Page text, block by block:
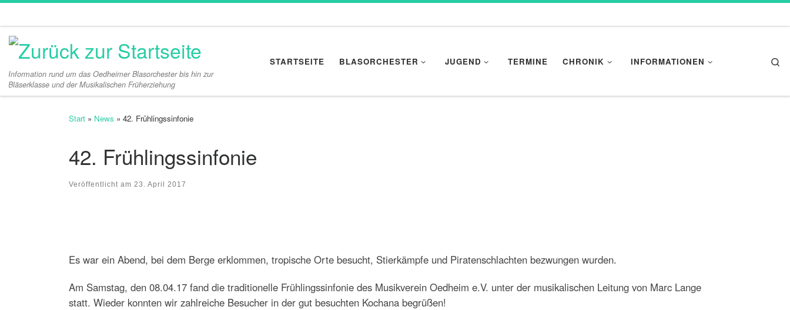
Information rund um das Oedheimer Blasorchester bis hin zur
Bläserklasse und der Musikalischen Früherziehung
STARTSEITE BLASORCHESTER JUGEND TERMINE CHRONIK INFORMATIONEN
Start » News » 42. Frühlingssinfonie
42. Frühlingssinfonie
Veröffentlicht am 23. April 2017
Es war ein Abend, bei dem Berge erklommen, tropische Orte besucht, Stierkämpfe und Piratenschlachten bezwungen wurden.
Am Samstag, den 08.04.17 fand die traditionelle Frühlingssinfonie des Musikverein Oedheim e.V. unter der musikalischen Leitung von Marc Lange
statt. Wieder konnten wir zahlreiche Besucher in der gut besuchten Kochana begrüßen!